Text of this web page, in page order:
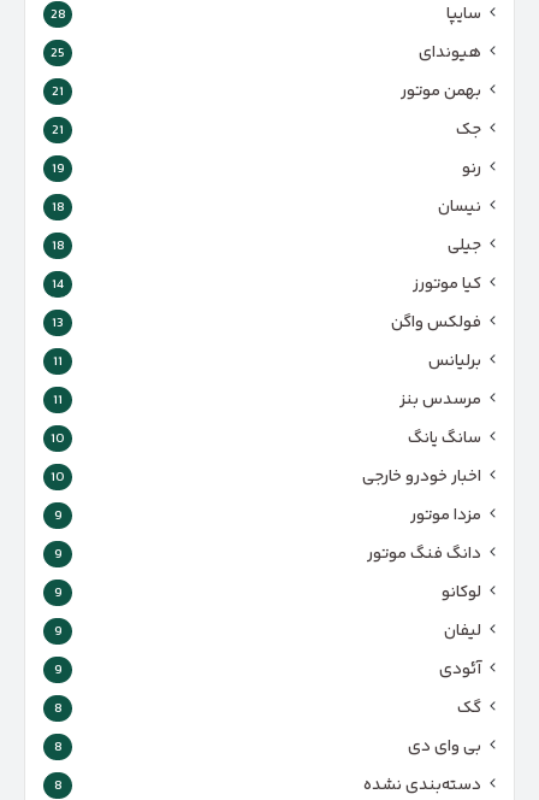
سایپا 28
هیوندای 25
بهمن موتور 21
جک 21
رنو 19
نیسان 18
جیلی 18
کیا موتورز 14
فولکس واگن 13
برلیانس 11
مرسدس بنز 11
سانگ یانگ 10
اخبار خودرو خارجی 10
مزدا موتور 9
دانگ فنگ موتور 9
لوکانو 9
لیفان 9
آئودی 9
گک 8
بی وای دی 8
دسته‌بندی نشده 8